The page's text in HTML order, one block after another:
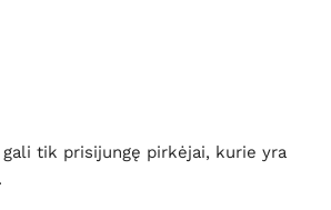
tik prisijungę pirkėjai, kurie yra